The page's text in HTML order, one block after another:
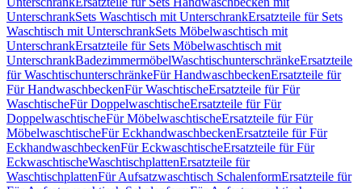
UnterschrankSets Waschtisch mit UnterschrankErsatzteile für Sets
Waschtisch mit UnterschrankSets Möbelwaschtisch mit
UnterschrankErsatzteile für Sets Möbelwaschtisch mit
UnterschrankBadezimmermöbelWaschtischunterschränkeErsatzteile
für WaschtischunterschränkeFür HandwaschbeckenErsatzteile für
Für HandwaschbeckenFür WaschtischeErsatzteile für Für
WaschtischeFür DoppelwaschtischeErsatzteile für Für
DoppelwaschtischeFür MöbelwaschtischeErsatzteile für Für
MöbelwaschtischeFür EckhandwaschbeckenErsatzteile für Für
EckhandwaschbeckenFür EckwaschtischeErsatzteile für Für
EckwaschtischeWaschtischplattenErsatzteile für
WaschtischplattenFür Aufsatzwaschtisch SchalenformErsatzteile für